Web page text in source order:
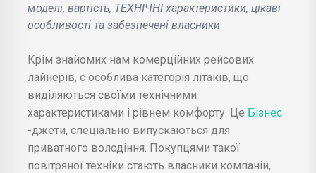
моделі, вартість, ТЕХНІЧНІ характеристики, цікаві
особливості та забезпечені власники
Крім знайомих нам комерційних рейсових
лайнерів, є особлива категорія літаків, що
виділяються своїми технічними
характеристиками і рівнем комфорту. Це Бізнес
-джети, спеціально випускаються для
приватного володіння. Покупцями такої
повітряної техніки стають власники компаній,